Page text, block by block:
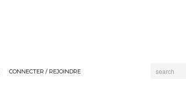
CONNECTER / REJOINDRE search